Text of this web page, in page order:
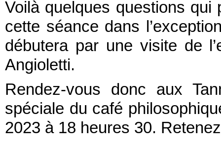
Voilà quelques questions
cette séance dans
débutera par une visite de
Angioletti.
Rendez-vous donc aux
spéciale du café
2023 à 18 heures 30.